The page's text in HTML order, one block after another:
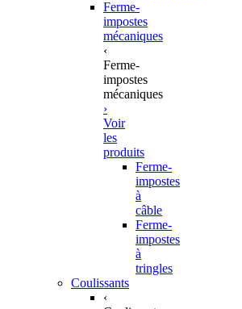
Ferme-
impostes
mécaniques
‹
Ferme-
impostes
mécaniques
›
Voir
les
produits
Ferme-
impostes
à
câble
Ferme-
impostes
à
tringles
Coulissants
‹